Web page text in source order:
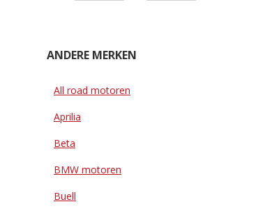
ANDERE MERKEN
All road motoren
Aprilia
Beta
BMW motoren
Buell